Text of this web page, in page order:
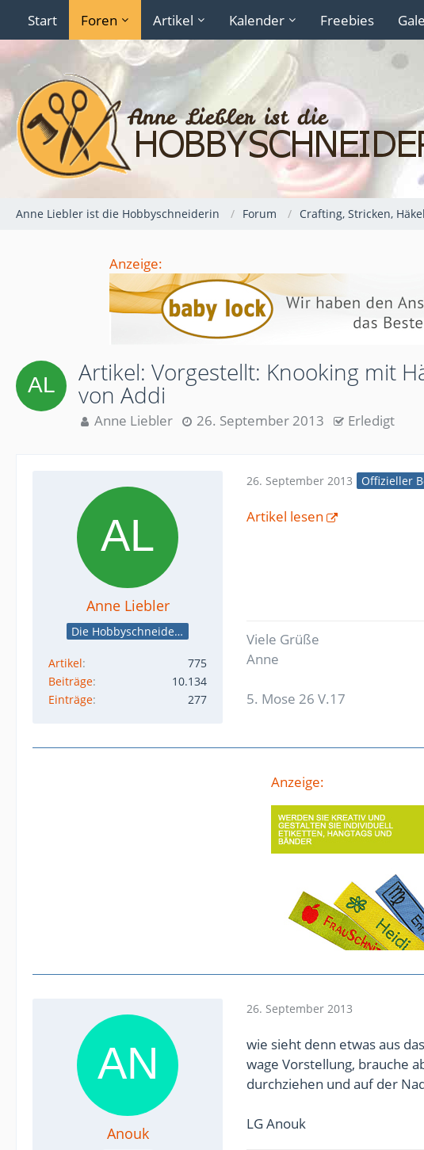
Start Foren Artikel Kalender Freebies
Anne Liebler ist die Hobbyschneiderin Forum Crafting, Stricken,
Anzeige:
Artikel: Vorgestellt: Knooking mit
von Addi
Anne Liebler 26. September 2013 Erledigt
Anne Liebler
Die Hobbyschneiderin
Artikel
775
Beiträge
10.134
Einträge
277
26. September 2013 Offizieller
Artikel lesen
Viele Grüße
Anne
5. Mose 26 V.17
Anzeige:
Anouk
26. September 2013
wie sieht denn etwas aus
wage Vorstellung, brauche
durchziehen und auf der
LG Anouk